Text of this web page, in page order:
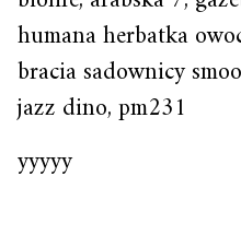
humana herbatka
bracia sadownicy
jazz dino, pm231
yyyyy